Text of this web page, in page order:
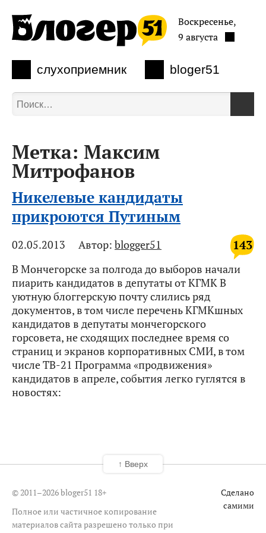
слухоприемник bloger51
Воскресенье,
9 августа
Метка: Максим
Митрофанов
Никелевые кандидаты
прикроются Путиным
143
02.05.2013 Автор: blogger51
В Мончегорске за полгода до выборов начали
пиарить кандидатов в депутаты от КГМК В
уютную блоггерскую почту слились ряд
документов, в том числе перечень КГМКшных
кандидатов в депутаты мончегорского
горсовета, не сходящих последнее время со
страниц и экранов корпоративных СМИ, в том
числе ТВ-21 Программа «продвижения»
кандидатов в апреле, события легко гуглятся в
новостях:
© 2011–2026 bloger51 18+
Полное или частичное копирование
материалов сайта разрешено только при
Сделано
самими
↑ Вверх